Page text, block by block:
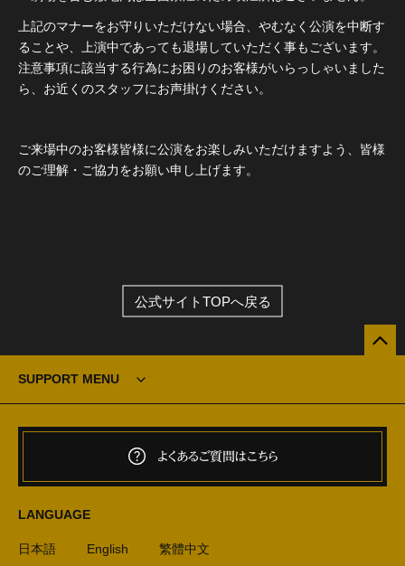
上記のマナーをお守りいただけない場合、やむなく公演を中断す
ることや、上演中であっても退場していただく事もございます。
注意事項に該当する行為にお困りのお客様がいらっしゃいました
ら、お近くのスタッフにお声掛けください。
ご来場中のお客様皆様に公演をお楽しみいただけますよう、皆様
のご理解・ご協力をお願い申し上げます。
公式サイトTOPへ戻る
SUPPORT MENU
よくあるご質問はこちら
LANGUAGE
日本語 English 繁體中文